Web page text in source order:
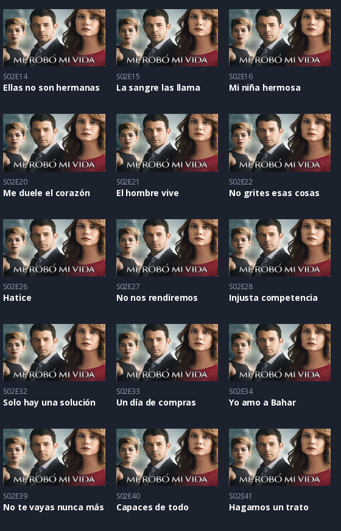
S02E14
Ellas no son hermanas
S02E15
La sangre las llama
S02E16
Mi niña hermosa
S02E20
Me duele el corazón
S02E21
El hombre vive
S02E22
No grites esas cosas
S02E26
Hatice
S02E27
No nos rendiremos
S02E28
Injusta competencia
S02E32
Solo hay una solución
S02E33
Un día de compras
S02E34
Yo amo a Bahar
S02E39
No te vayas nunca más
S02E40
Capaces de todo
S02E41
Hagamos un trato